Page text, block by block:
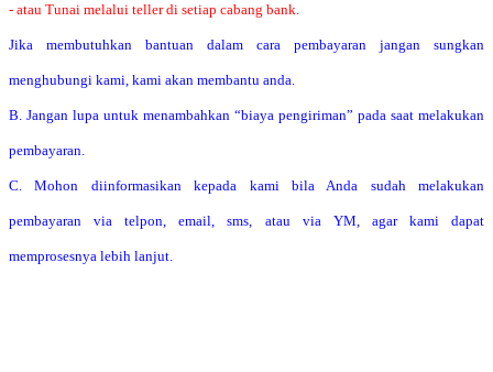
- atau Tunai melalui teller di setiap cabang bank.
Jika membutuhkan bantuan dalam cara pembayaran jangan sungkan
menghubungi kami, kami akan membantu anda.
B. Jangan lupa untuk menambahkan “biaya pengiriman” pada saat melakukan
pembayaran.
C. Mohon diinformasikan kepada kami bila Anda sudah melakukan
pembayaran via telpon, email, sms, atau via YM, agar kami dapat
memprosesnya lebih lanjut.